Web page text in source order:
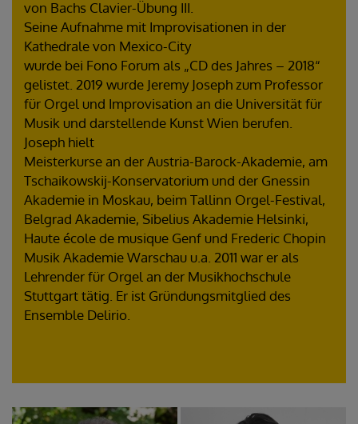
von Bachs Clavier-Übung III.
Seine Aufnahme mit Improvisationen in der
Kathedrale von Mexico-City
wurde bei Fono Forum als „CD des Jahres – 2018“
gelistet. 2019 wurde Jeremy Joseph zum Professor
für Orgel und Improvisation an die Universität für
Musik und darstellende Kunst Wien berufen.
Joseph hielt
Meisterkurse an der Austria-Barock-Akademie, am
Tschaikowskij-Konservatorium und der Gnessin
Akademie in Moskau, beim Tallinn Orgel-Festival,
Belgrad Akademie, Sibelius Akademie Helsinki,
Haute école de musique Genf und Frederic Chopin
Musik Akademie Warschau u.a. 2011 war er als
Lehrender für Orgel an der Musikhochschule
Stuttgart tätig. Er ist Gründungsmitglied des
Ensemble Delirio.